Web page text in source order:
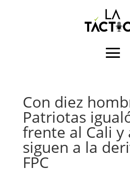
Con diez
Patriotas
frente al Cali y
siguen a la
FPC